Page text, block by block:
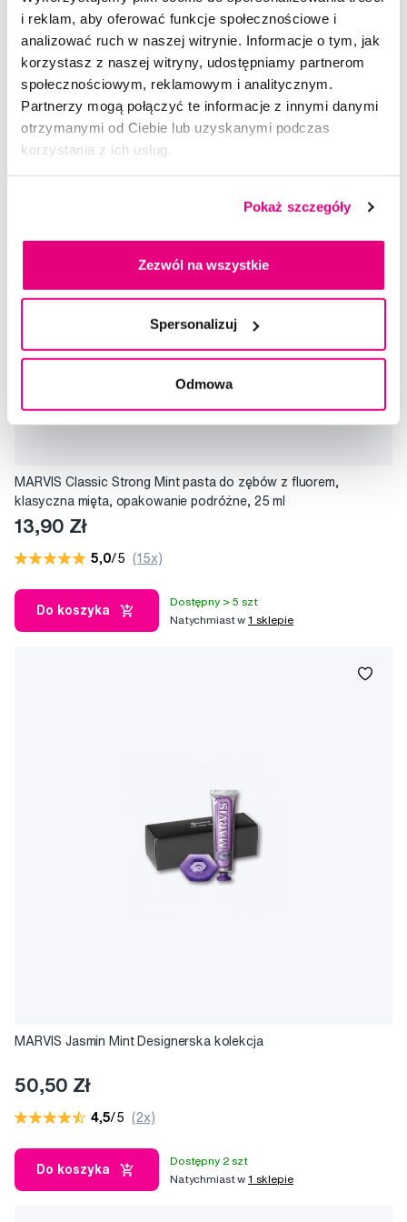
i reklam, aby oferować funkcje społecznościowe i
analizować ruch w naszej witrynie. Informacje o tym, jak
korzystasz z naszej witryny, udostępniamy partnerom
społecznościowym, reklamowym i analitycznym.
Partnerzy mogą połączyć te informacje z innymi danymi
otrzymanymi od Ciebie lub uzyskanymi podczas
korzystania z ich usług.
Pokaż szczegóły
Zezwól na wszystkie
Spersonalizuj
Odmowa
Dostępny > 5 szt
Natychmiast w1 sklepie
MARVIS Classic Strong Mint pasta do zębów z fluorem,
klasyczna mięta, opakowanie podróżne, 25 ml
13,90 Zł
5,0/5 (15x)
Do koszyka
Dostępny > 5 szt
Natychmiast w1 sklepie
MARVIS Jasmin Mint Designerska kolekcja
50,50 Zł
4,5/5 (2x)
Do koszyka
Dostępny 2 szt
Natychmiast w1 sklepie